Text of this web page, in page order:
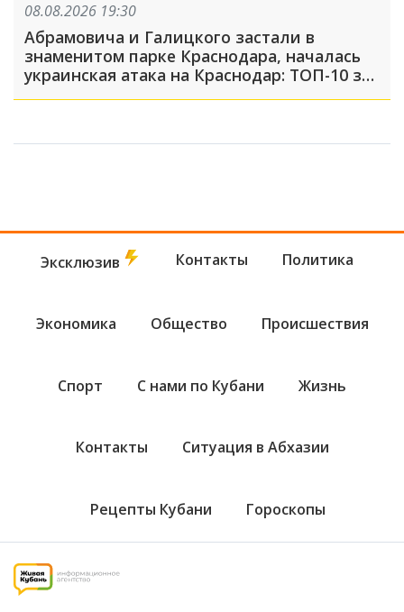
08.08.2026 19:30
Абрамовича и Галицкого застали в
знаменитом парке Краснодара, началась
украинская атака на Краснодар: ТОП-10 за
неделю
Эксклюзив Контакты Политика
Экономика Общество Происшествия
Спорт С нами по Кубани Жизнь
Контакты Ситуация в Абхазии
Рецепты Кубани Гороскопы